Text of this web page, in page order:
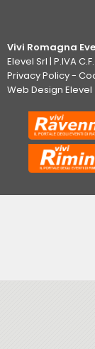
Vivi Romagna
Elevel Srl | P.IVA
Privacy Policy-
Web Design Elevel